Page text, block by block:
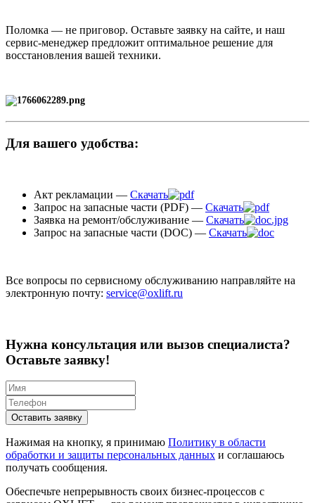
Поломка — не приговор. Оставьте заявку на сайте, и наш
сервис-менеджер предложит оптимальное решение для
восстановления вашей техники.
Для вашего удобства:
Акт рекламации — Скачать
Запрос на запасные части (PDF) — Скачать
Заявка на ремонт/обслуживание — Скачать
Запрос на запасные части (DOC) — Скачать
Все вопросы по сервисному обслуживанию направляйте на
электронную почту: service@oxlift.ru
Нужна консультация или вызов специалиста?
Оставьте заявку!
Оставить заявку
Нажимая на кнопку, я принимаю Политику в области
обработки и защиты персональных данных и соглашаюсь
получать сообщения.
Обеспечьте непрерывность своих бизнес-процессов с